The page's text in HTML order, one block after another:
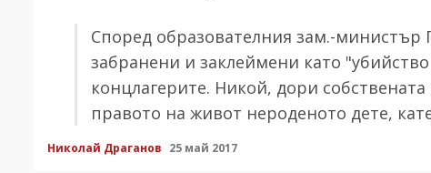
Според образователния зам.-
забранени и заклеймени като
концлагерите. Никой, дори
правото на живот нероденото дете,
Николай Драганов 25 май 2017